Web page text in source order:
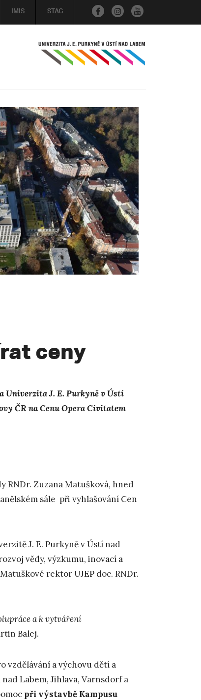
IMIS STAG
ceny
Univerzita J. E. Purkyně v Ústí
ČR na Cenu Opera Civitatem
RNDr. Zuzana Matušková, hned
sále při vyhlašování Cen
J. E. Purkyně v Ústí nad
vědy, výzkumu, inovací a
rektor UJEP doc. RNDr.
a k vytváření
Balej.
vzdělávání a výchovu dětí a
Labem, Jihlava, Varnsdorf a
při výstavbě Kampusu